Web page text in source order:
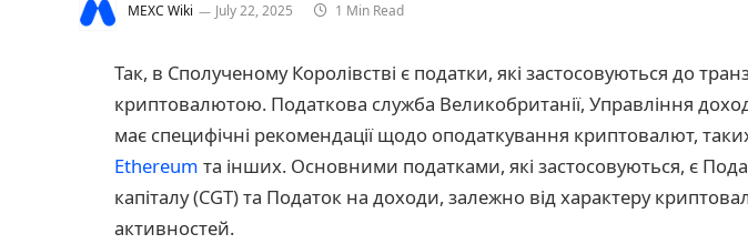
MEXC Wiki July 22, 2025 1 Min Read
Так, в Сполученому Королівстві є податки, які застосовуються до
криптовалютою. Податкова служба Великобританії, Управління
має специфічні рекомендації щодо оподаткування криптовалют,
Ethereum та інших. Основними податками, які застосовуються, є
капіталу (CGT) та Податок на доходи, залежно від характеру
активностей.